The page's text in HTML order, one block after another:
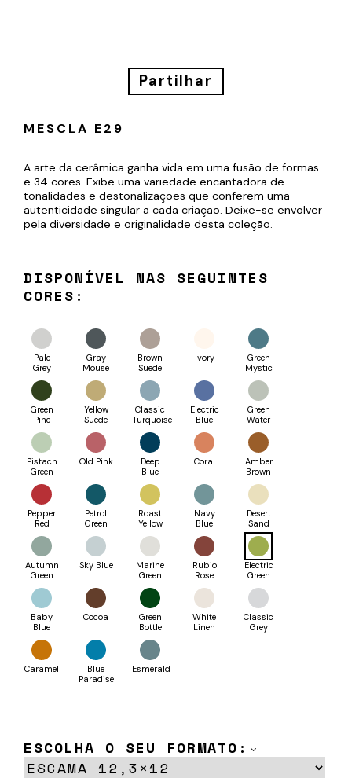
Subscreva
nossa
newsletter
SUBMETER
submeter
este
formulário
está
a
aceitar
nossa
Política
de
privacidade.
Partilhar
MESCLA E29
A arte da cerâmica ganha vida em uma fusão de formas
e 34 cores. Exibe uma variedade encantadora de
tonalidades e destonalizações que conferem uma
autenticidade singular a cada criação. Deixe-se envolver
pela diversidade e originalidade desta coleção.
DISPONÍVEL NAS SEGUINTES
CORES:
Pale
Grey
Gray
Mouse
Brown
Suede
Ivory
Green
Mystic
Green
Pine
Yellow
Suede
Classic
Turquoise
Electric
Blue
Green
Water
Pistach
Green
Old Pink
Deep
Blue
Coral
Amber
Brown
Pepper
Red
Petrol
Green
Roast
Yellow
Navy
Blue
Desert
Sand
Autumn
Green
Sky Blue
Marine
Green
Rubio
Rose
Electric
Green
Baby
Blue
Cocoa
Green
Bottle
White
Linen
Classic
Grey
Caramel
Blue
Paradise
Esmerald
ESCOLHA O SEU FORMATO: